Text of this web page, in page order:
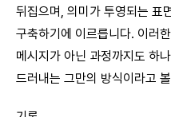
뒤집으며, 의미가 투영되는 표
구축하기에 이르릅니다. 이러
메시지가 아닌 과정까지도 하
드러내는 그만의 방식이라고